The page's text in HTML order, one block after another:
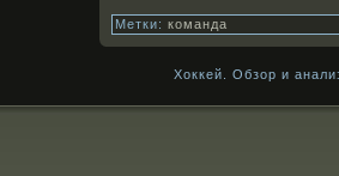
Метки: команда
Хоккей. Обзор и